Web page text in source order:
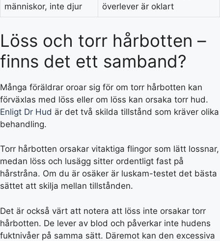
människor, inte djur
överlever är oklart
Löss och torr hårbotten –
finns det ett samband?
Många föräldrar oroar sig för om torr hårbotten kan
förväxlas med löss eller om löss kan orsaka torr hud.
Enligt Dr Hud är det två skilda tillstånd som kräver olika
behandling.
Torr hårbotten orsakar vitaktiga flingor som lätt lossnar,
medan löss och lusägg sitter ordentligt fast på
hårstråna. Om du är osäker är luskam-testet det bästa
sättet att skilja mellan tillstånden.
Det är också värt att notera att löss inte orsakar torr
hårbotten. De lever av blod och påverkar inte hudens
fuktnivåer på samma sätt. Däremot kan den excessiva